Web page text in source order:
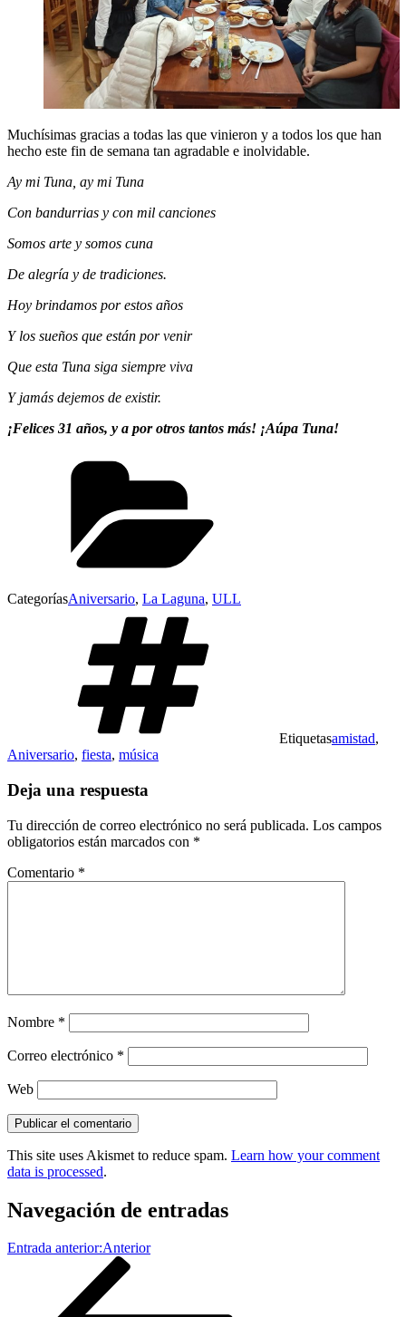
Muchísimas gracias a todas las que vinieron y a todos los que han
hecho este fin de semana tan agradable e inolvidable.
Ay mi Tuna, ay mi Tuna
Con bandurrias y con mil canciones
Somos arte y somos cuna
De alegría y de tradiciones.
Hoy brindamos por estos años
Y los sueños que están por venir
Que esta Tuna siga siempre viva
Y jamás dejemos de existir.
¡Felices 31 años, y a por otros tantos más! ¡Aúpa Tuna!
CategoríasAniversario, La Laguna, ULL
Etiquetasamistad,
Aniversario, fiesta, música
Deja una respuesta
Tu dirección de correo electrónico no será publicada. Los campos
obligatorios están marcados con *
Comentario *
Nombre *
Correo electrónico *
Web
This site uses Akismet to reduce spam. Learn how your comment
data is processed.
Navegación de entradas
Entrada anterior:Anterior